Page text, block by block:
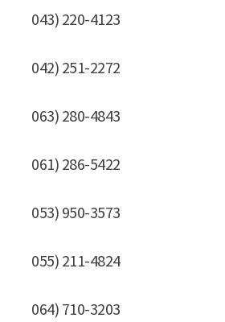
043) 220-4123
042) 251-2272
063) 280-4843
061) 286-5422
053) 950-3573
055) 211-4824
064) 710-3203